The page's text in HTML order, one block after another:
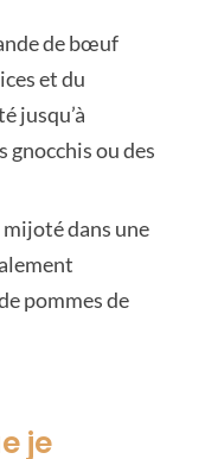
de bœuf
et du
jusqu’à
gnocchis ou des
dans une
pommes de
je